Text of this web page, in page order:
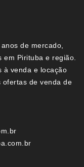
de mercado,
Pirituba e região.
à venda e locação
ofertas de venda de